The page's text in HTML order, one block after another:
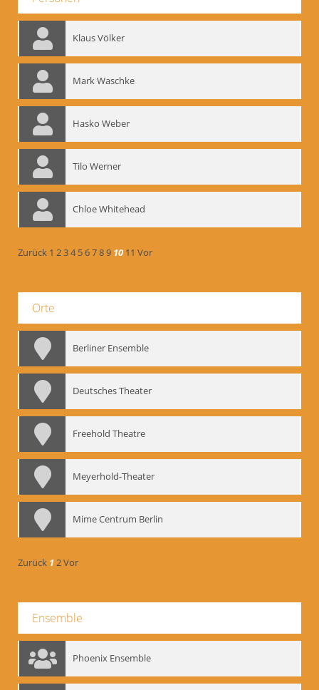
Klaus Völker
Mark Waschke
Hasko Weber
Tilo Werner
Chloe Whitehead
Zurück 1 234 56789 10 11 Vor
Orte
Berliner Ensemble
Deutsches Theater
Freehold Theatre
Meyerhold-Theater
Mime Centrum Berlin
Zurück 12Vor
Ensemble
Phoenix Ensemble